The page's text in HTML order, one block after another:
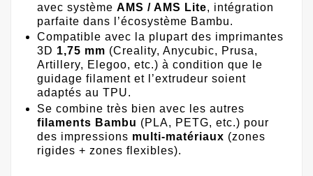
avec système AMS / AMS Lite, intégration
parfaite dans l’écosystème Bambu.
Compatible avec la plupart des imprimantes
3D 1,75 mm (Creality, Anycubic, Prusa,
Artillery, Elegoo, etc.) à condition que le
guidage filament et l’extrudeur soient
adaptés au TPU.
Se combine très bien avec les autres
filaments Bambu (PLA, PETG, etc.) pour
des impressions multi-matériaux (zones
rigides + zones flexibles).